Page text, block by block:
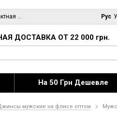
Рус
ДОСТАВКА ОТ 22 000 грн.
На 50 Грн Дешевле
мужские на флисе оптом